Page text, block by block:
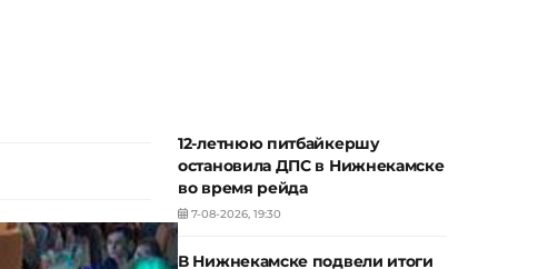
12-летнюю питбайкершу
остановила ДПС в Нижнекамске
во время рейда
7-08-2026, 19:30
В Нижнекамске подвели итоги